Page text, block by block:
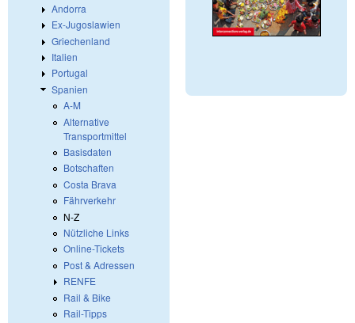
Andorra
Ex-Jugoslawien
Griechenland
Italien
Portugal
Spanien
A-M
Alternative
Transportmittel
Basisdaten
Botschaften
Costa Brava
Fährverkehr
N-Z
Nützliche Links
Online-Tickets
Post & Adressen
RENFE
Rail & Bike
Rail-Tipps